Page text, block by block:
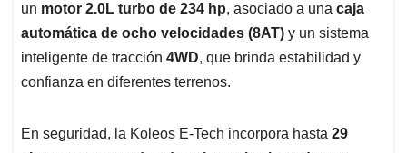
un motor 2.0L turbo de 234 hp, asociado a una caja
automática de ocho velocidades (8AT) y un sistema
inteligente de tracción 4WD, que brinda estabilidad y
confianza en diferentes terrenos.
En seguridad, la Koleos E-Tech incorpora hasta 29